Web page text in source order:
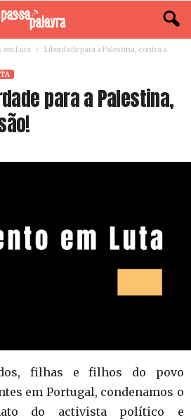
em Luta
Liberdade para a Palestina, contra a
para a Palestina,
filhas e filhos do povo
em Portugal, condenamos o
do activista político e